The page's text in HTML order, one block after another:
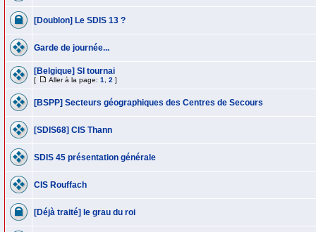
[Doublon] Le SDIS 13 ?
Garde de journée...
[Belgique] SI tournai
[ Aller à la page: 1 2 ]
[BSPP] Secteurs géographiques des Centres de Secours
[SDIS68] CIS Thann
SDIS 45 présentation générale
CIS Rouffach
[Déjà traité] le grau du roi